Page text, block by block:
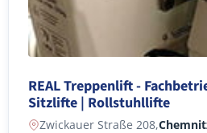
REAL Treppenlift -
Sitzlifte | Rollstuhllifte
Zwickauer Straße 208,